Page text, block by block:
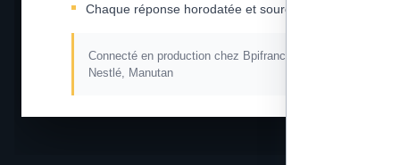
Chaque réponse horodatée et sourcée
Connecté en production chez Bpifrance, L'Oréal,
Nestlé, Manutan